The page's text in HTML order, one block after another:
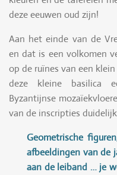
deze eeuwen oud zijn!
Aan het einde van de
en dat is een volkomen
op de ruïnes van een
deze kleine basilica
Byzantijnse
van de inscripties
Geometrische
afbeeldingen van de
aan de leiband … je